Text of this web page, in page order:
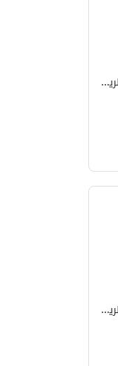
شارع الامير طلال بن عبدالعزيز، حي الفاخرية، غرب الرياض، الرياض
شارع الامير طلال بن عبدالعزيز، حي الفاخرية، غرب الرياض، الرياض